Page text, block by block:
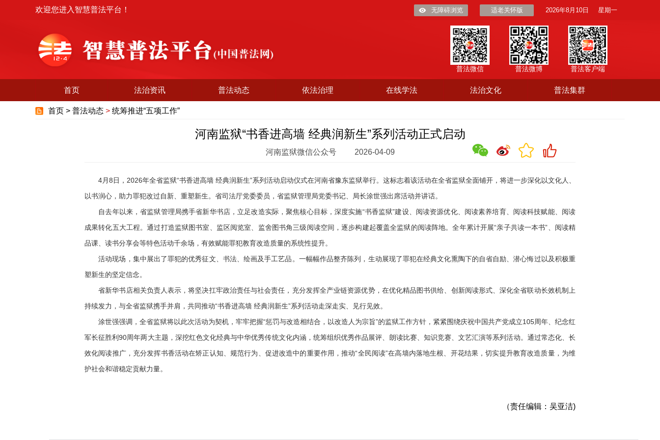
欢迎您进入智慧普法平台！ 无障碍浏览 适老关怀版 2026年8月10日 星期一
普法客户端
普法微博
普法微信
首页 法治资讯 普法动态 依法治理 在线学法 法治文化 普法集群
首页 > 普法动态 > 统筹推进“五项工作”
河南监狱“书香进高墙 经典润新生”系列活动正式启动
河南监狱微信公众号 2026-04-09
4月8日，2026年全省监狱“书香进高墙 经典润新生”系列活动启动仪式在河南省豫东监狱举行。这标志着该活动在全省监狱全面铺开，将进一步深化以文化人、
以书润心，助力罪犯改过自新、重塑新生。省司法厅党委委员，省监狱管理局党委书记、局长涂世强出席活动并讲话。
自去年以来，省监狱管理局携手省新华书店，立足改造实际，聚焦核心目标，深度实施“书香监狱”建设、阅读资源优化、阅读素养培育、阅读科技赋能、阅读
成果转化五大工程。通过打造监狱图书室、监区阅览室、监舍图书角三级阅读空间，逐步构建起覆盖全监狱的阅读阵地。全年累计开展“亲子共读一本书”、阅读精
品课、读书分享会等特色活动千余场，有效赋能罪犯教育改造质量的系统性提升。
活动现场，集中展出了罪犯的优秀征文、书法、绘画及手工艺品。一幅幅作品整齐陈列，生动展现了罪犯在经典文化熏陶下的自省自励、潜心悔过以及积极重
塑新生的坚定信念。
省新华书店相关负责人表示，将坚决扛牢政治责任与社会责任，充分发挥全产业链资源优势，在优化精品图书供给、创新阅读形式、深化全省联动长效机制上
持续发力，与全省监狱携手并肩，共同推动“书香进高墙 经典润新生”系列活动走深走实、见行见效。
涂世强强调，全省监狱将以此次活动为契机，牢牢把握“惩罚与改造相结合，以改造人为宗旨”的监狱工作方针，紧紧围绕庆祝中国共产党成立105周年、纪念红
军长征胜利90周年两大主题，深挖红色文化经典与中华优秀传统文化内涵，统筹组织优秀作品展评、朗读比赛、知识竞赛、文艺汇演等系列活动。通过常态化、长
效化阅读推广，充分发挥书香活动在矫正认知、规范行为、促进改造中的重要作用，推动“全民阅读”在高墙内落地生根、开花结果，切实提升教育改造质量，为维
护社会和谐稳定贡献力量。
（责任编辑：吴亚洁)